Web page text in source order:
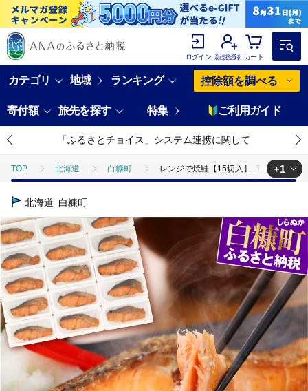
ログイン 新規登録 カート
カテゴリ 地域 ランキング 控除額を調べる
寄付額 旅先を探す 特集 ご利用ガイド
「ふるさとチョイス」システム連携に関して
TOP 北海道 白糠町 レンジで焼鮭【15切入】_T013-1431
TOP
+1
北海道 白糠町